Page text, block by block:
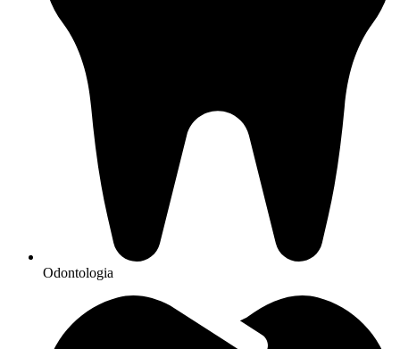
Odontologia